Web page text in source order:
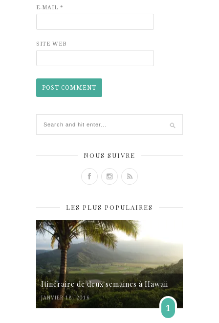
E-MAIL *
SITE WEB
NOUS SUIVRE
LES PLUS POPULAIRES
Itinéraire de deux semaines à Hawaii
JANVIER 18, 2016
1